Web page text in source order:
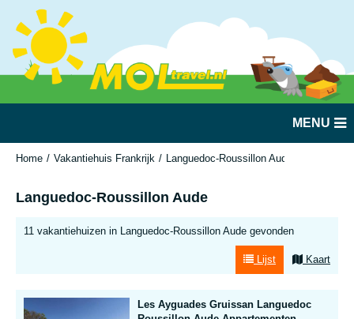
MENU
Home Vakantiehuis Frankrijk Languedoc-Roussillon Aude
Languedoc-Roussillon Aude
11 vakantiehuizen in Languedoc-Roussillon Aude gevonden
Lijst Kaart
Les Ayguades Gruissan Languedoc